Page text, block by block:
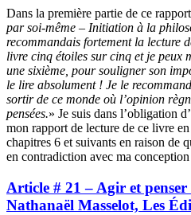
Dans la première partie de ce
par soi-même – Initiation à la
recommandais fortement la lecture
livre cinq étoiles sur cinq et je peux
une sixième, pour souligner son
le lire absolument ! Je le
sortir de ce monde où l’opinion
pensées.» Je suis dans l’obligation
mon rapport de lecture de ce livre
chapitres 6 et suivants en raison de
en contradiction avec ma
Article # 21 – Agir et penser
Nathanaël Masselot, Les